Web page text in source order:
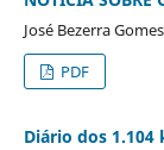
José Bezerra Gomes
PDF
Diário dos 1.104